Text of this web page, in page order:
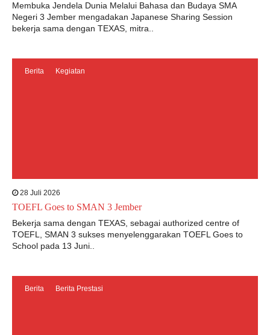
Membuka Jendela Dunia Melalui Bahasa dan Budaya SMA
Negeri 3 Jember mengadakan Japanese Sharing Session
bekerja sama dengan TEXAS, mitra..
Berita Kegiatan
28 Juli 2026
TOEFL Goes to SMAN 3 Jember
Bekerja sama dengan TEXAS, sebagai authorized centre of
TOEFL, SMAN 3 sukses menyelenggarakan TOEFL Goes to
School pada 13 Juni..
Berita Berita Prestasi